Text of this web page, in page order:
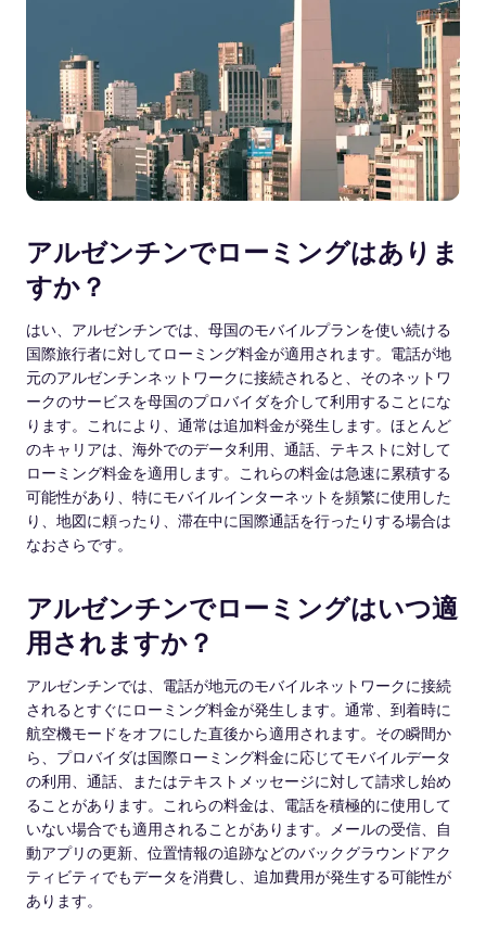
アルゼンチンでローミングはありま
すか？
はい、アルゼンチンでは、母国のモバイルプランを使い続ける
国際旅行者に対してローミング料金が適用されます。電話が地
元のアルゼンチンネットワークに接続されると、そのネットワ
ークのサービスを母国のプロバイダを介して利用することにな
ります。これにより、通常は追加料金が発生します。ほとんど
のキャリアは、海外でのデータ利用、通話、テキストに対して
ローミング料金を適用します。これらの料金は急速に累積する
可能性があり、特にモバイルインターネットを頻繁に使用した
り、地図に頼ったり、滞在中に国際通話を行ったりする場合は
なおさらです。
アルゼンチンでローミングはいつ適
用されますか？
アルゼンチンでは、電話が地元のモバイルネットワークに接続
されるとすぐにローミング料金が発生します。通常、到着時に
航空機モードをオフにした直後から適用されます。その瞬間か
ら、プロバイダは国際ローミング料金に応じてモバイルデータ
の利用、通話、またはテキストメッセージに対して請求し始め
ることがあります。これらの料金は、電話を積極的に使用して
いない場合でも適用されることがあります。メールの受信、自
動アプリの更新、位置情報の追跡などのバックグラウンドアク
ティビティでもデータを消費し、追加費用が発生する可能性が
あります。